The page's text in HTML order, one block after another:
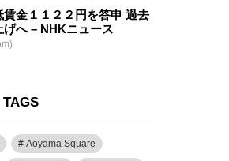
賃金１１２２円を答申 過去
げへ – NHKニュース
TAGS
Aoyama Square